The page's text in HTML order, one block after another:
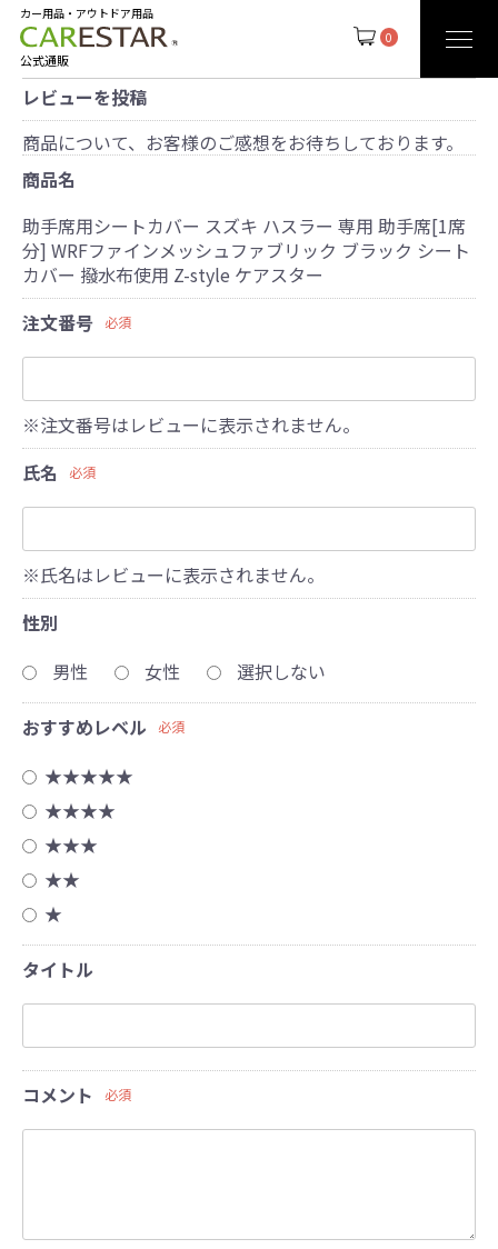
0
カー用品・アウトドア用品
公式通販
レビューを投稿
商品について、お客様のご感想をお待ちしております。
商品名
助手席用シートカバー スズキ ハスラー 専用 助手席[1席
分] WRFファインメッシュファブリック ブラック シート
カバー 撥水布使用 Z-style ケアスター
注文番号
必須
※注文番号はレビューに表示されません。
氏名
必須
※氏名はレビューに表示されません。
性別
男性
女性 選択しない
おすすめレベル 必須
★★★★★
★★★★
★★★
★★
★
タイトル
コメント 必須